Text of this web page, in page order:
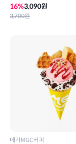
16%3,090원
3,700원
메가MGC커피